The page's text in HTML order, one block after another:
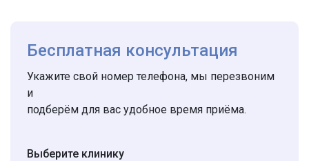
Бесплатная консультация
Укажите свой номер телефона, мы перезвоним
и
подберём для вас удобное время приёма.
Выберите клинику